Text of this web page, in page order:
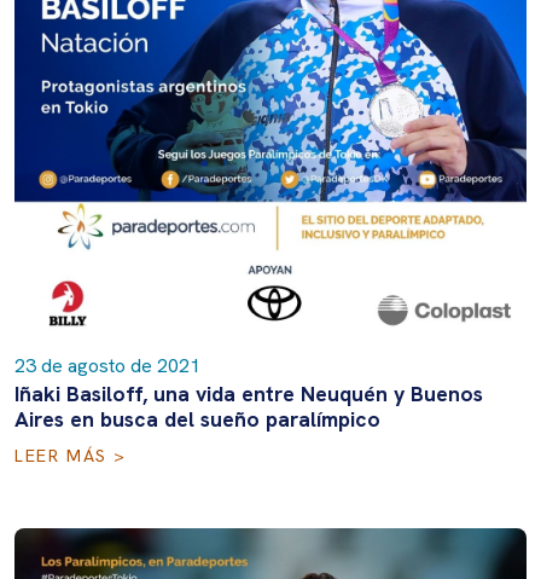
23 de agosto de 2021
Iñaki Basiloff, una vida entre Neuquén y Buenos
Aires en busca del sueño paralímpico
LEER MÁS >